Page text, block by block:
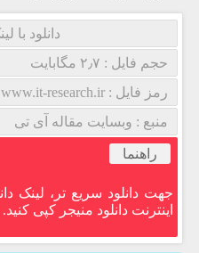
دانلود با
حجم فایل : ۲٫۷ مگابایت
رمز فایل : www.it-research.ir
منبع : وبسایت مقاله آی تی
راهنما
جهت دانلود سریع تر، لینک
اینترنت دانلود منیجر کپی کنید.